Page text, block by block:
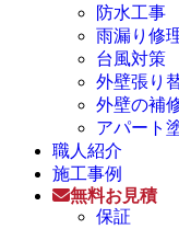
防水工事
雨漏り修
台風対策
外壁張り
外壁の補
アパート
職人紹介
施工事例
無料お見積
保証